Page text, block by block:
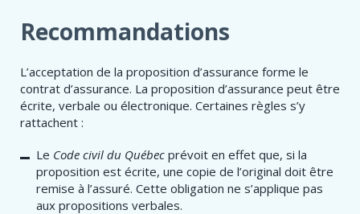
Recommandations​
L’acceptation de la proposition d’assurance forme le
contrat d’assurance. La proposition d’assurance peut être
écrite, verbale ou électronique. Certaines règles s’y
rattachent :
Le Code civil du Québec prévoit en effet que, si la
proposition est écrite, une copie de l’original doit être
remise à l’assuré. Cette obligation ne s’applique pas
aux propositions verbales.